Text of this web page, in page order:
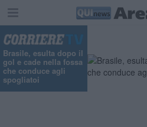
Brasile, esulta dopo il
gol e cade nella fossa
che conduce agli
spogliatoi